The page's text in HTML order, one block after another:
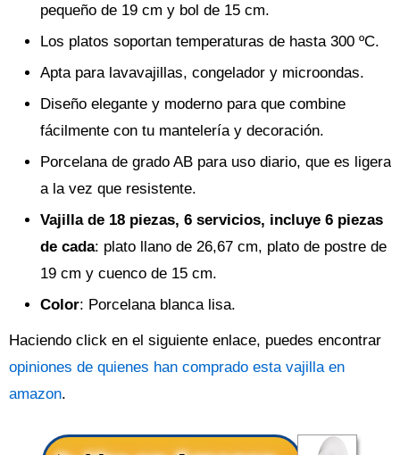
pequeño de 19 cm y bol de 15 cm.
Los platos soportan temperaturas de hasta 300 ºC.
Apta para lavavajillas, congelador y microondas.
Diseño elegante y moderno para que combine
fácilmente con tu mantelería y decoración.
Porcelana de grado AB para uso diario, que es ligera
a la vez que resistente.
Vajilla de 18 piezas, 6 servicios, incluye 6 piezas
de cada: plato llano de 26,67 cm, plato de postre de
19 cm y cuenco de 15 cm.
Color: Porcelana blanca lisa.
Haciendo click en el siguiente enlace, puedes encontrar
opiniones de quienes han comprado esta vajilla en
amazon.